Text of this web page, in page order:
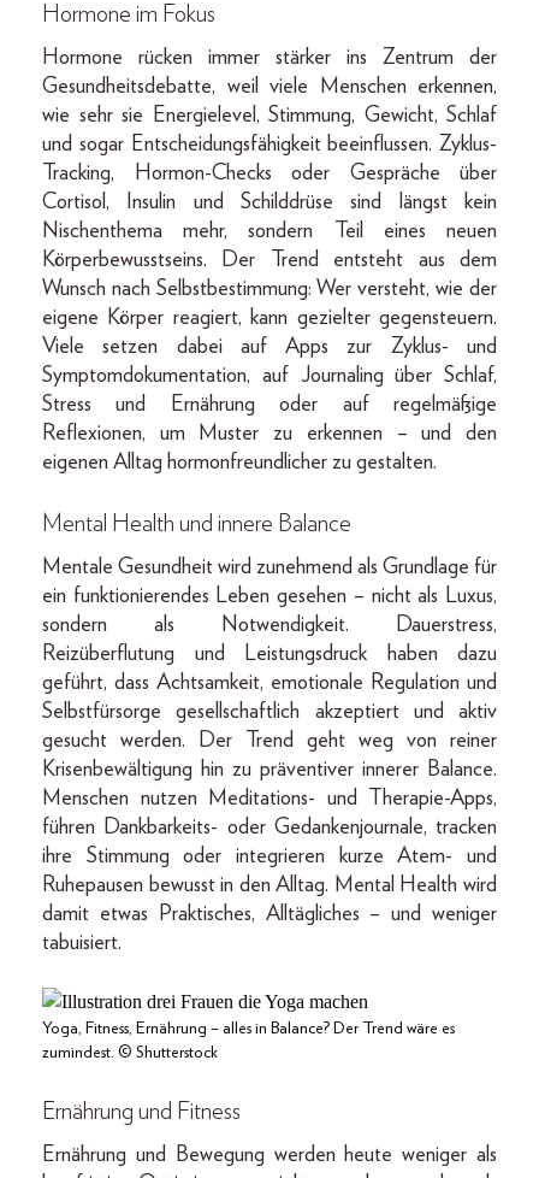
Hormone im Fokus
Hormone rücken immer stärker ins Zentrum der
Gesundheitsdebatte, weil viele Menschen erkennen,
wie sehr sie Energielevel, Stimmung, Gewicht, Schlaf
und sogar Entscheidungsfähigkeit beeinflussen. Zyklus-
Tracking, Hormon-Checks oder Gespräche über
Cortisol, Insulin und Schilddrüse sind längst kein
Nischenthema mehr, sondern Teil eines neuen
Körperbewusstseins. Der Trend entsteht aus dem
Wunsch nach Selbstbestimmung: Wer versteht, wie der
eigene Körper reagiert, kann gezielter gegensteuern.
Viele setzen dabei auf Apps zur Zyklus- und
Symptomdokumentation, auf Journaling über Schlaf,
Stress und Ernährung oder auf regelmäßige
Reflexionen, um Muster zu erkennen – und den
eigenen Alltag hormonfreundlicher zu gestalten.
Mental Health und innere Balance
Mentale Gesundheit wird zunehmend als Grundlage für
ein funktionierendes Leben gesehen – nicht als Luxus,
sondern als Notwendigkeit. Dauerstress,
Reizüberflutung und Leistungsdruck haben dazu
geführt, dass Achtsamkeit, emotionale Regulation und
Selbstfürsorge gesellschaftlich akzeptiert und aktiv
gesucht werden. Der Trend geht weg von reiner
Krisenbewältigung hin zu präventiver innerer Balance.
Menschen nutzen Meditations- und Therapie-Apps,
führen Dankbarkeits- oder Gedankenjournale, tracken
ihre Stimmung oder integrieren kurze Atem- und
Ruhepausen bewusst in den Alltag. Mental Health wird
damit etwas Praktisches, Alltägliches – und weniger
tabuisiert.
Yoga, Fitness, Ernährung – alles in Balance? Der Trend wäre es
zumindest. © Shutterstock
Ernährung und Fitness
Ernährung und Bewegung werden heute weniger als